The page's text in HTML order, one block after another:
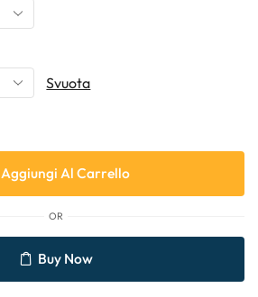
Svuota
Aggiungi Al Carrello
OR
Buy Now